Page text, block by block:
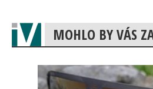
MOHLO BY VÁS